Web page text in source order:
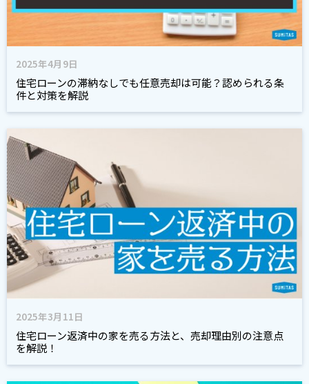
2025年4月9日
住宅ローンの滞納なしでも任意売却は可能？認められる条
件と対策を解説
2025年3月11日
住宅ローン返済中の家を売る方法と、売却理由別の注意点
を解説！